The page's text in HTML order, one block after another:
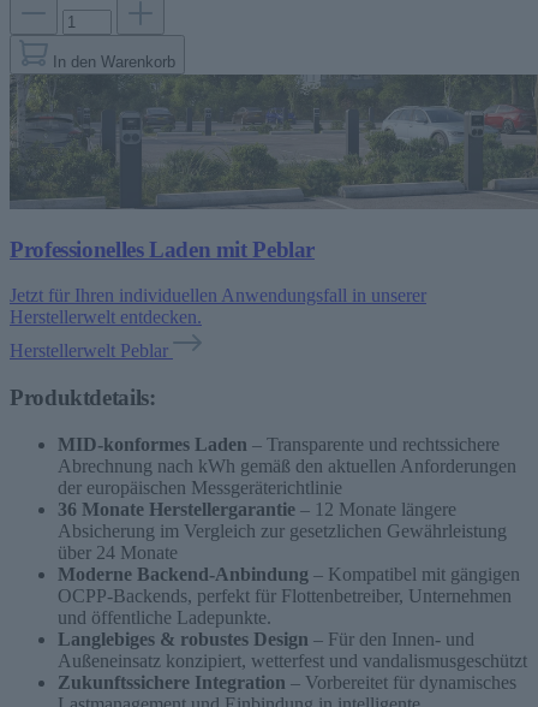
In den Warenkorb
Professionelles Laden mit Peblar
Jetzt für Ihren individuellen Anwendungsfall in unserer
Herstellerwelt entdecken.
Herstellerwelt Peblar
Produktdetails:
MID-konformes Laden – Transparente und rechtssichere
Abrechnung nach kWh gemäß den aktuellen Anforderungen
der europäischen Messgeräterichtlinie
36 Monate Herstellergarantie – 12 Monate längere
Absicherung im Vergleich zur gesetzlichen Gewährleistung
über 24 Monate
Moderne Backend-Anbindung – Kompatibel mit gängigen
OCPP-Backends, perfekt für Flottenbetreiber, Unternehmen
und öffentliche Ladepunkte.
Langlebiges & robustes Design – Für den Innen- und
Außeneinsatz konzipiert, wetterfest und vandalismusgeschützt
Zukunftssichere Integration – Vorbereitet für dynamisches